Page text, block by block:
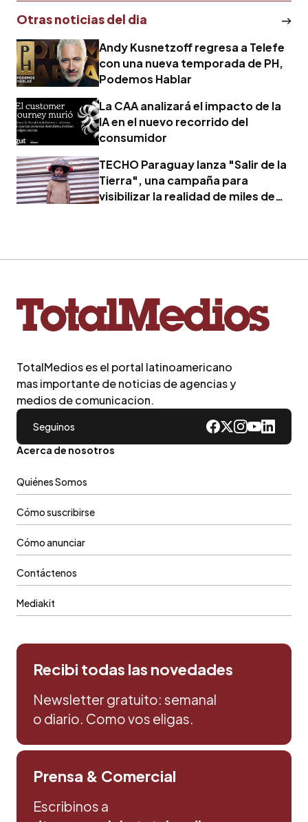
Otras noticias del dia
Andy Kusnetzoff regresa a Telefe
con una nueva temporada de PH,
Podemos Hablar
La CAA analizará el impacto de la
IA en el nuevo recorrido del
consumidor
TECHO Paraguay lanza "Salir de la
Tierra", una campaña para
visibilizar la realidad de miles de
TotalMedios es el portal latinoamericano
mas importante de noticias de agencias y
medios de comunicacion.
Seguinos
Acerca de nosotros
Quiénes Somos
Cómo suscribirse
Cómo anunciar
Contáctenos
Mediakit
Recibi todas las novedades
Newsletter gratuito: semanal
o diario. Como vos eligas.
Prensa & Comercial
Escribinos a